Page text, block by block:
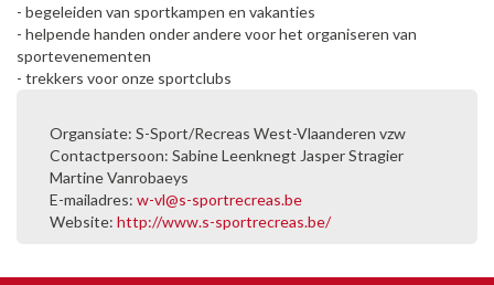
- begeleiden van sportkampen en vakanties
- helpende handen onder andere voor het organiseren van
sportevenementen
- trekkers voor onze sportclubs
Organsiate: S-Sport/Recreas West-Vlaanderen vzw
Contactpersoon: Sabine Leenknegt Jasper Stragier
Martine Vanrobaeys
E-mailadres: w-vl@s-sportrecreas.be
Website: http://www.s-sportrecreas.be/